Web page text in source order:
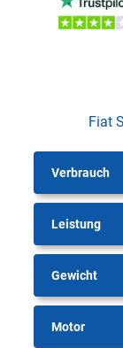
Fiat
Verbrauch
Leistung
Gewicht
Motor